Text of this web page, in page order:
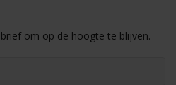
om op de hoogte te blijven.